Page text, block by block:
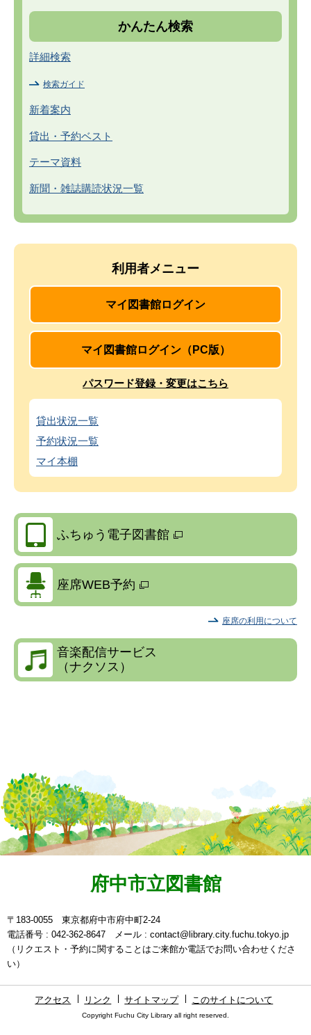
利用者メニュー
マイ図書館ログイン
マイ図書館ログイン（PC版）
パスワード登録・変更はこちら
貸出状況一覧
予約状況一覧
マイ本棚
ふちゅう電子図書館
座席WEB予約
座席の利用について
音楽配信サービス
（ナクソス）
詳細検索
検索ガイド
新着案内
貸出・予約ベスト
テーマ資料
新聞・雑誌購読状況一覧
府中市立図書館
〒183-0055 東京都府中市府中町2-24
電話番号 : 042-362-8647 メール : contact@library.city.fuchu.tokyo.jp
（リクエスト・予約に関することはご来館か電話でお問い合わせくださ
い）
アクセス リンク サイトマップ このサイトについて
Copyright Fuchu City Library all right reserved.